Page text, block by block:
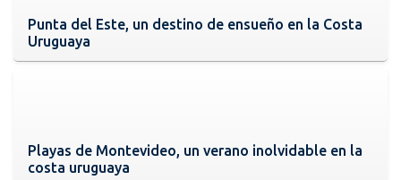
Punta del Este, un destino de ensueño en la Costa
Uruguaya
Playas de Montevideo, un verano inolvidable en la
costa uruguaya